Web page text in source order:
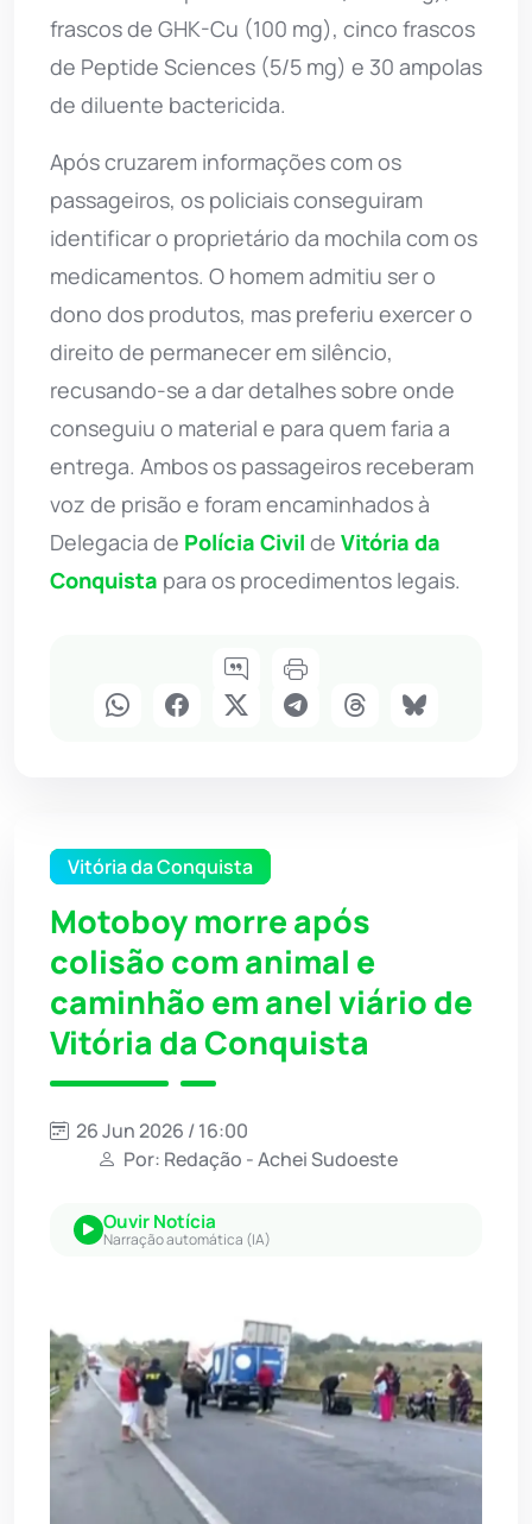
frascos de GHK-Cu (100 mg), cinco frascos
de Peptide Sciences (5/5 mg) e 30 ampolas
de diluente bactericida.
Após cruzarem informações com os
passageiros, os policiais conseguiram
identificar o proprietário da mochila com os
medicamentos. O homem admitiu ser o
dono dos produtos, mas preferiu exercer o
direito de permanecer em silêncio,
recusando-se a dar detalhes sobre onde
conseguiu o material e para quem faria a
entrega. Ambos os passageiros receberam
voz de prisão e foram encaminhados à
Delegacia de Polícia Civil de Vitória da
Conquista para os procedimentos legais.
Vitória da Conquista
Motoboy morre após
colisão com animal e
caminhão em anel viário de
Vitória da Conquista
26 Jun 2026 / 16:00
Por: Redação - Achei Sudoeste
Ouvir Notícia
Narração automática (IA)